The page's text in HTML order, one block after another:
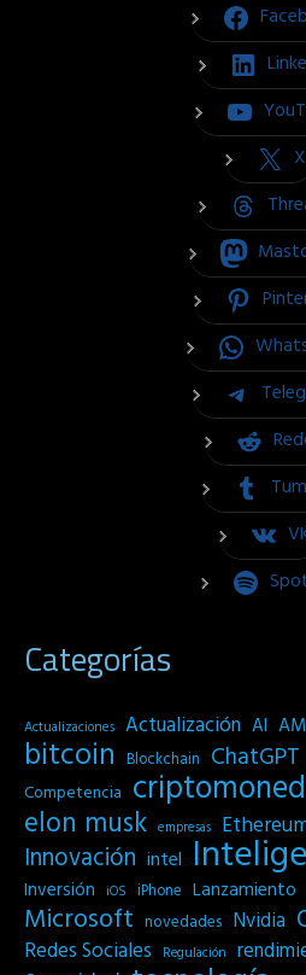
X
Categorías
Actualizaciones Actualización AI
bitcoin Blockchain ChatGPT
Competencia
elon musk empresas
Innovación intel
Inversión iOS iPhone Lanzamiento
Microsoft novedades Nvidia
Redes Sociales
Regulación